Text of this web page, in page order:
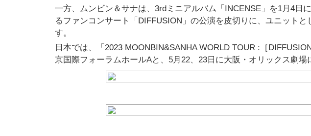
一方、ムンビン＆サナは、3rdミニアルバム「INCENSE」を1月4日
るファンコンサート「DIFFUSION」の公演を皮切りに、ユニット
す。
日本では、「2023 MOONBIN&SANHA WORLD TOUR :［
京国際フォーラムホールAと、5月22、23日に大阪・オリックス劇場